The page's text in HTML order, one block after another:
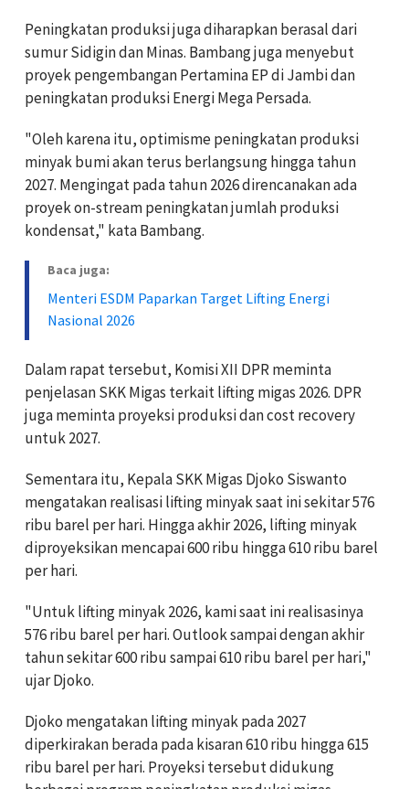
Peningkatan produksi juga diharapkan berasal dari
sumur Sidigin dan Minas. Bambang juga menyebut
proyek pengembangan Pertamina EP di Jambi dan
peningkatan produksi Energi Mega Persada.
"Oleh karena itu, optimisme peningkatan produksi
minyak bumi akan terus berlangsung hingga tahun
2027. Mengingat pada tahun 2026 direncanakan ada
proyek on-stream peningkatan jumlah produksi
kondensat," kata Bambang.
Baca juga:
Menteri ESDM Paparkan Target Lifting Energi
Nasional 2026
Dalam rapat tersebut, Komisi XII DPR meminta
penjelasan SKK Migas terkait lifting migas 2026. DPR
juga meminta proyeksi produksi dan cost recovery
untuk 2027.
Sementara itu, Kepala SKK Migas Djoko Siswanto
mengatakan realisasi lifting minyak saat ini sekitar 576
ribu barel per hari. Hingga akhir 2026, lifting minyak
diproyeksikan mencapai 600 ribu hingga 610 ribu barel
per hari.
"Untuk lifting minyak 2026, kami saat ini realisasinya
576 ribu barel per hari. Outlook sampai dengan akhir
tahun sekitar 600 ribu sampai 610 ribu barel per hari,"
ujar Djoko.
Djoko mengatakan lifting minyak pada 2027
diperkirakan berada pada kisaran 610 ribu hingga 615
ribu barel per hari. Proyeksi tersebut didukung